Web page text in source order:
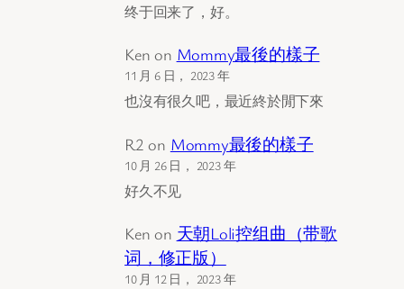
终于回来了，好。
Ken on Mommy最後的樣子
11 月 6 日， 2023 年
也沒有很久吧，最近終於閒下來
R2 on Mommy最後的樣子
10 月 26 日， 2023 年
好久不见
Ken on 天朝Loli控组曲（带歌
词，修正版）
10 月 12 日， 2023 年